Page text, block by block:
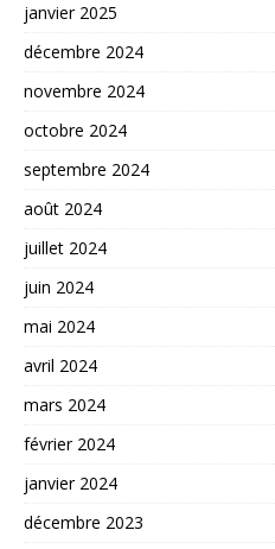
janvier 2025
décembre 2024
novembre 2024
octobre 2024
septembre 2024
août 2024
juillet 2024
juin 2024
mai 2024
avril 2024
mars 2024
février 2024
janvier 2024
décembre 2023